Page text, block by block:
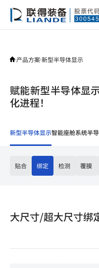
产品方案新型半导体显示
赋能新型半导体显
化进程！
新型半导体显示智能座舱系统半
贴合 绑定 检测 覆膜
大尺寸/超大尺寸绑